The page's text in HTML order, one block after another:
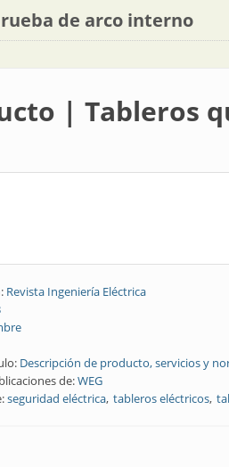
de arco interno
| Tableros
Revista Ingeniería Eléctrica
Descripción de producto, servicios y
de:WEG
seguridad eléctrica tableros eléctricos
Producto | Tableros que protegen